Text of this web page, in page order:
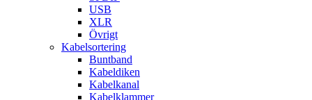
USB
XLR
Övrigt
Kabelsortering
Buntband
Kabeldiken
Kabelkanal
Kabelklammer